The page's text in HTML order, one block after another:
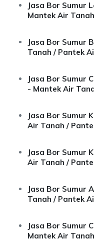
Jasa Bor Sumur
Mantek Air
Jasa Bor Sumur
Tanah / Pantek
Jasa Bor Sumur
- Mantek Air
Jasa Bor Sumur
Air Tanah /
Jasa Bor Sumur
Air Tanah /
Jasa Bor Sumur
Tanah / Pantek
Jasa Bor Sumur
Mantek Air